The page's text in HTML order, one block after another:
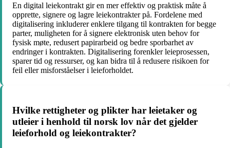
En digital leiekontrakt gir en mer effektiv og praktisk måte å
opprette, signere og lagre leiekontrakter på. Fordelene med
digitalisering inkluderer enklere tilgang til kontrakten for begge
parter, muligheten for å signere elektronisk uten behov for
fysisk møte, redusert papirarbeid og bedre sporbarhet av
endringer i kontrakten. Digitalisering forenkler leieprosessen,
sparer tid og ressurser, og kan bidra til å redusere risikoen for
feil eller misforståelser i leieforholdet.
Hvilke rettigheter og plikter har leietaker og
utleier i henhold til norsk lov når det gjelder
leieforhold og leiekontrakter?